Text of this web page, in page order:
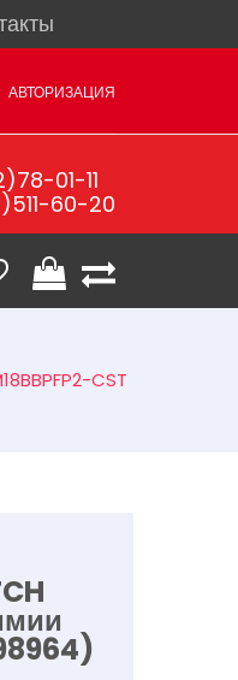
АВТОРИЗАЦИЯ
01-11
60-20
CST